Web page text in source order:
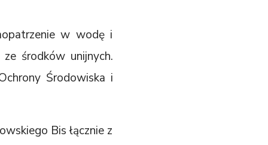
w wodę i
środków unijnych.
Środowiska i
Bis łącznie z